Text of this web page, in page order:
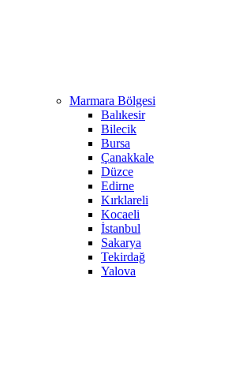
Marmara Bölgesi
Balıkesir
Bilecik
Bursa
Çanakkale
Düzce
Edirne
Kırklareli
Kocaeli
İstanbul
Sakarya
Tekirdağ
Yalova